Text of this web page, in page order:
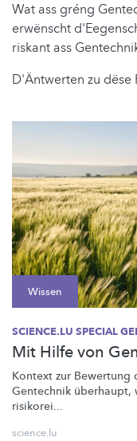
Wat ass gréng
erwënscht
riskant ass
D'Äntwerten zu dëse
Wissen
SCIENCE.LU SPECIAL
Mit Hilfe von
Kontext zur Bewertung
Gentechnik überhaupt,
risikorei...
science.lu